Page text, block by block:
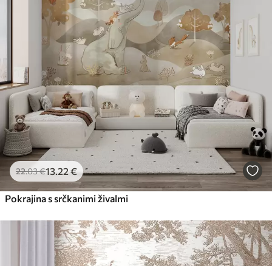
22.03€13.22 €
Pokrajina s srčkanimi živalmi